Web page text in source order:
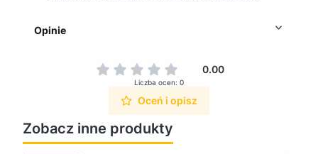
Opinie
0.00
Liczba ocen: 0
Oceń i opisz
Zobacz inne produkty